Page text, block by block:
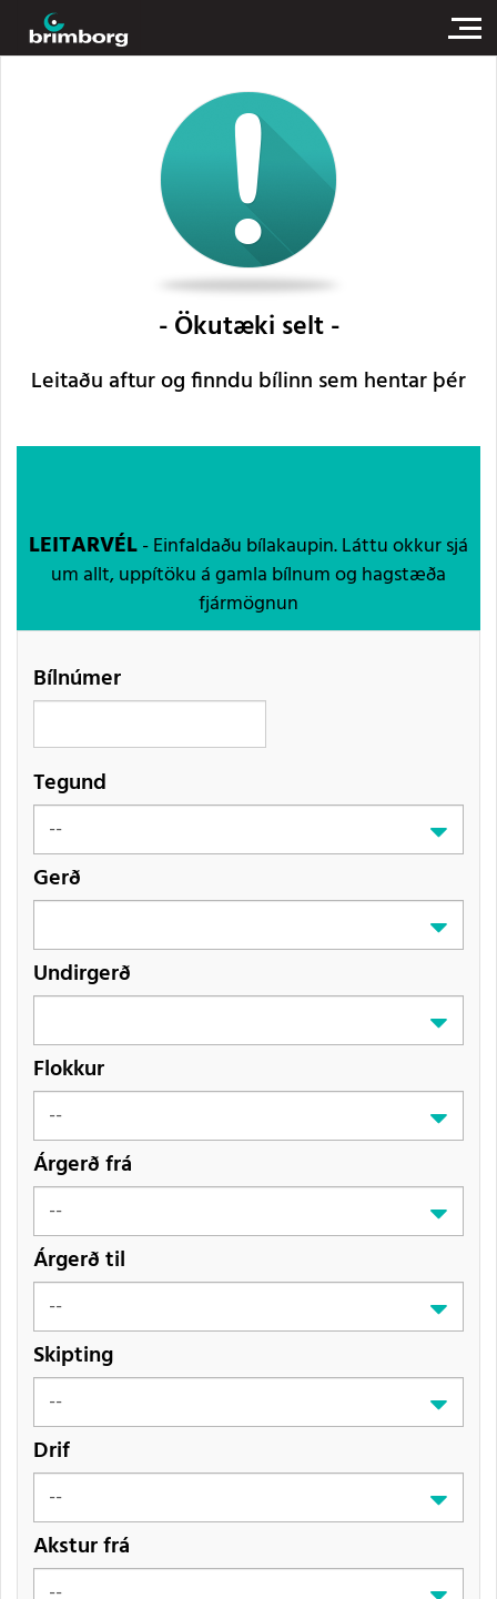
Ökutæki selt
Leitaðu aftur og finndu bílinn sem hentar þér
LEITARVÉL- Einfaldaðu bílakaupin. Láttu okkur sjá
um allt, uppítöku á gamla bílnum og hagstæða
fjármögnun
Bílnúmer
Tegund
Gerð
Undirgerð
Flokkur
Árgerð frá
Árgerð til
Skipting
Drif
Akstur frá